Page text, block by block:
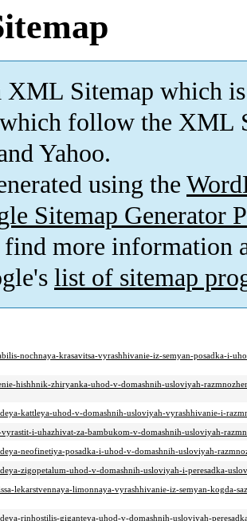
Sitemap which is
follow the XML
Yahoo.
using the
Sitemap Generator
find more information
list of sitemap
nochnaya-krasavitsa-vyrashhivanie-iz-semyan-posadka-i-
hishhnik-zhiryanka-uhod-v-domashnih-usloviyah-
kattleya-uhod-v-domashnih-usloviyah-vyrashhivanie-i-
i-uhazhivat-za-bambukom-v-domashnih-usloviyah-
neofinetiya-posadka-i-uhod-v-domashnih-usloviyah-
zigopetalum-uhod-v-domashnih-usloviyah-i-peresadka-
lekarstvennaya-limonnaya-vyrashhivanie-iz-semyan-kogda-
rinhostilis-giganteya-uhod-v-domashnih-usloviyah-